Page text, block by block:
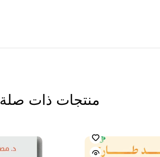
منتجات ذات صلة